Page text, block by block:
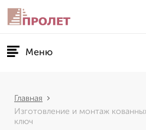
Меню
Главная
Изготовление и монтаж
ключ